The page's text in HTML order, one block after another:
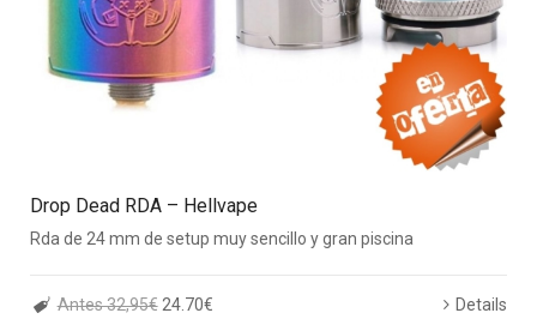
Drop Dead RDA – Hellvape
Rda de 24 mm de setup muy sencillo y gran piscina
Antes 32,95€ 24.70€ Details